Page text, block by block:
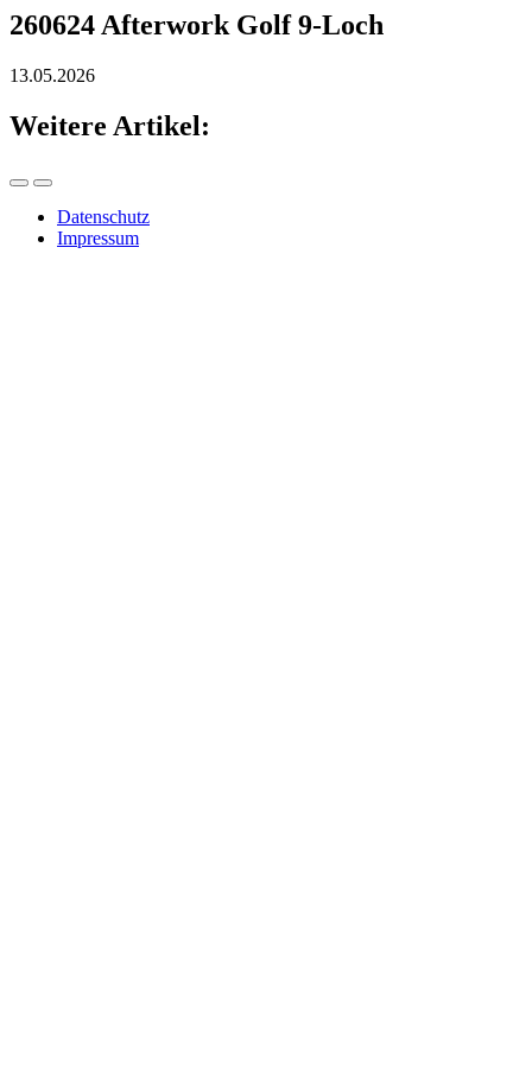
260624 Afterwork Golf 9-Loch
13.05.2026
Weitere Artikel:
Datenschutz
Impressum